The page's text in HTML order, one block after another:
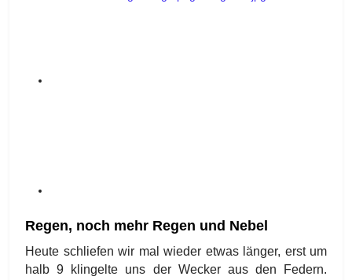
Regen, noch mehr Regen und Nebel
Heute schliefen wir mal wieder etwas länger, erst um
halb 9 klingelte uns der Wecker aus den Federn.